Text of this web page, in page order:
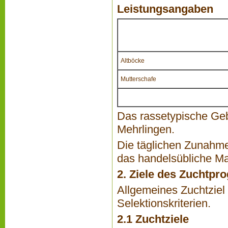
Leistungsangaben
Altböcke
Mutterschafe
Das rassetypische
Mehrlingen.
Die täglichen
das handelsübliche
2. Ziele des
Allgemeines
Selektionskriterien.
2.1 Zuchtziele